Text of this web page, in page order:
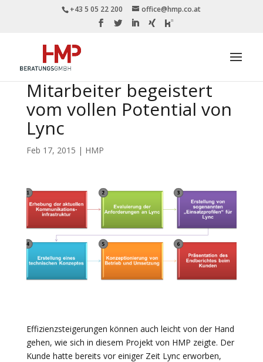
+43 5 05 22 200 office@hmp.co.at
Mitarbeiter begeistert
vom vollen Potential von
Lync
Feb 17, 2015 | HMP
Effizienzsteigerungen können auch leicht von der Hand
gehen, wie sich in diesem Projekt von HMP zeigte. Der
Kunde hatte bereits vor einiger Zeit Lync erworben,